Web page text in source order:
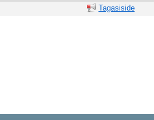
Tagasiside